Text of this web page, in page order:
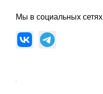
Мы в социальных сетях